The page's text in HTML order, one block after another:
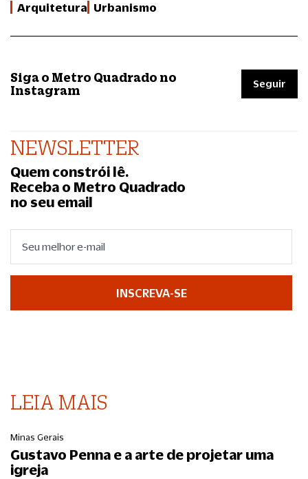
Arquitetura Urbanismo
Siga o Metro Quadrado no
Instagram
Seguir
NEWSLETTER
Quem constrói lê.
Receba o Metro Quadrado
no seu email
INSCREVA-SE
LEIA MAIS
Minas Gerais
Gustavo Penna e a arte de projetar uma
igreja